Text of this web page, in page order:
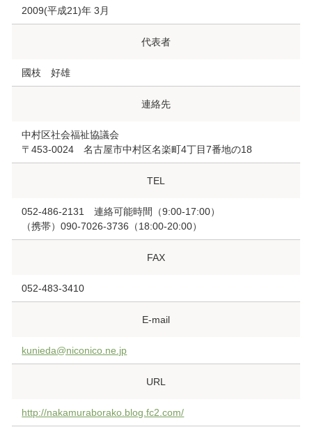
2009(平成21)年 3月
代表者
國枝 好雄
連絡先
中村区社会福祉協議会
〒453‐0024 名古屋市中村区名楽町4丁目7番地の18
TEL
052-486-2131 連絡可能時間（9:00-17:00）
（携帯）090-7026-3736（18:00-20:00）
FAX
052-483-3410
E-mail
kunieda@niconico.ne.jp
URL
http://nakamuraborako.blog.fc2.com/